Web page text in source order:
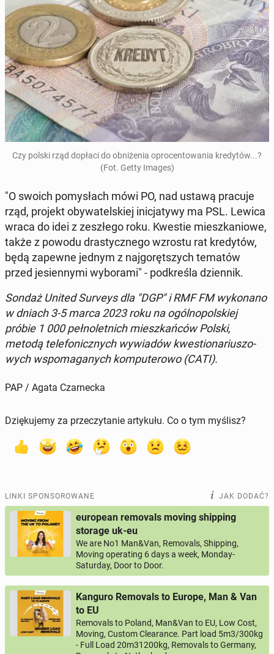
Czy polski rząd dopłaci do ob­ni­że­nia opro­cen­to­wa­nia kre­dy­tów...?
(Fot. Getty Images)
"O swoich po­my­słach mówi PO, nad ustawą pracuje
rząd, projekt oby­wa­tel­skiej ini­cja­ty­wy ma PSL. Lewica
wraca do idei z ze­szłe­go roku. Kwestie miesz­ka­nio­we,
także z powodu dra­stycz­ne­go wzrostu rat kre­dy­tów,
będą zapewne jednym z naj­go­ręt­szych tematów
przed je­sien­ny­mi wy­bo­ra­mi" - pod­kre­śla dzien­nik.
Sondaż United Surveys dla "DGP" i RMF FM wy­ko­na­no
w dniach 3-5 marca 2023 roku na ogól­no­pol­skiej
próbie 1 000 peł­no­let­nich miesz­kań­ców Polski,
metodą te­le­fo­nicz­nych wy­wia­dów kwe­stio­na­riu­szo­
wych wspo­ma­ga­nych kom­pu­te­ro­wo (CATI).
PAP / Agata Czarnecka
Dziękujemy za przeczytanie artykułu. Co o tym myślisz?
LINKI SPONSOROWANE JAK DODAĆ?
european removals moving shipping
storage uk-eu
We are No1 Man&Van, Removals, Shipping,
Moving operating 6 days a week, Monday-
Saturday, Door to Door.
Kanguro Removals to Europe, Man & Van
to EU
Removals to Poland, Man&Van to EU, Low Cost,
Moving, Custom Clearance. Part load 5m3/300kg
- Full Load 20m31200kg, Removals to Germany,